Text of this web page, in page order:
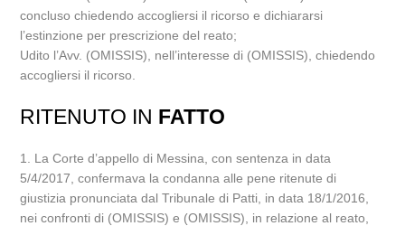
concluso chiedendo accogliersi il ricorso e dichiararsi
l’estinzione per prescrizione del reato;
Udito l’Avv. (OMISSIS), nell’interesse di (OMISSIS), chiedendo
accogliersi il ricorso.
RITENUTO IN FATTO
1. La Corte d’appello di Messina, con sentenza in data
5/4/2017, confermava la condanna alle pene ritenute di
giustizia pronunciata dal Tribunale di Patti, in data 18/1/2016,
nei confronti di (OMISSIS) e (OMISSIS), in relazione al reato,